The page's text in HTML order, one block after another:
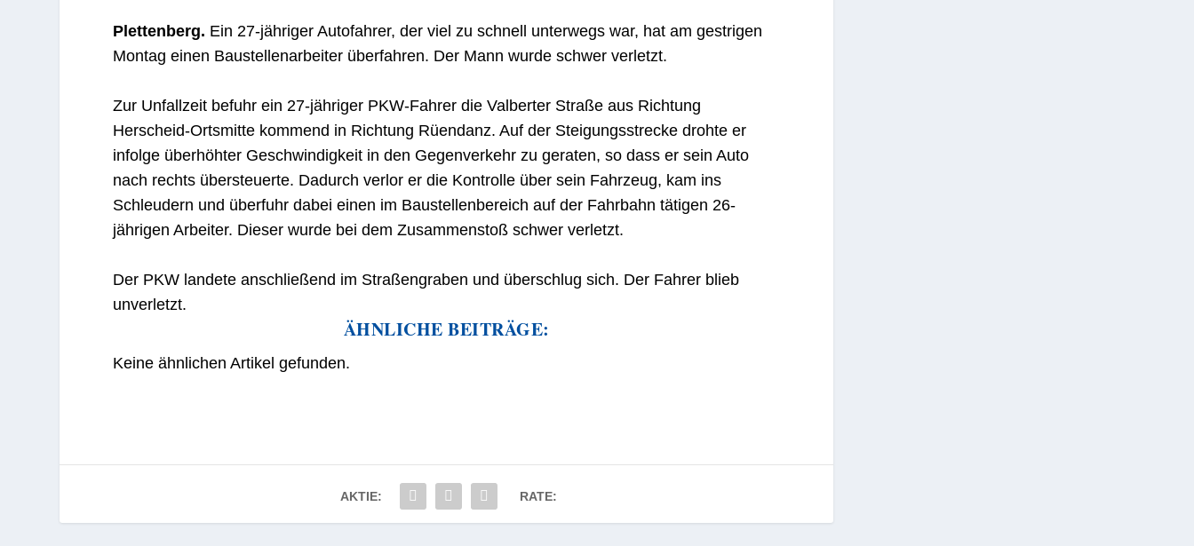
Plettenberg. Ein 27-jähriger Autofahrer, der viel zu schnell unterwegs war, hat am gestrigen
Montag einen Baustellenarbeiter überfahren. Der Mann wurde schwer verletzt.
Zur Unfallzeit befuhr ein 27-jähriger PKW-Fahrer die Valberter Straße aus Richtung
Herscheid-Ortsmitte kommend in Richtung Rüendanz. Auf der Steigungsstrecke drohte er
infolge überhöhter Geschwindigkeit in den Gegenverkehr zu geraten, so dass er sein Auto
nach rechts übersteuerte. Dadurch verlor er die Kontrolle über sein Fahrzeug, kam ins
Schleudern und überfuhr dabei einen im Baustellenbereich auf der Fahrbahn tätigen 26-
jährigen Arbeiter. Dieser wurde bei dem Zusammenstoß schwer verletzt.
Der PKW landete anschließend im Straßengraben und überschlug sich. Der Fahrer blieb
unverletzt.
ÄHNLICHE BEITRÄGE:
Keine ähnlichen Artikel gefunden.
AKTIE: RATE: